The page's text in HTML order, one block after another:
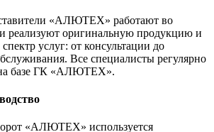
«АЛЮТЕХ» работают во
реализуют оригинальную продукцию и
услуг: от консультации до
Все специалисты регулярно
на базе ГК «АЛЮТЕХ».
«АЛЮТЕХ» используется